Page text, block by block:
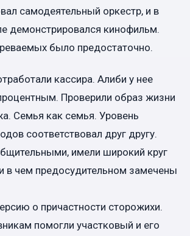
самодеятельный оркестр, и в
демонстрировался кинофильм.
было предостаточно.
кассира. Алиби у нее
Проверили образ жизни
Семья как семья. Уровень
соответствовал друг другу.
имели широкий круг
в чем предосудительном замечены
о причастности сторожихи.
помогли участковый и его